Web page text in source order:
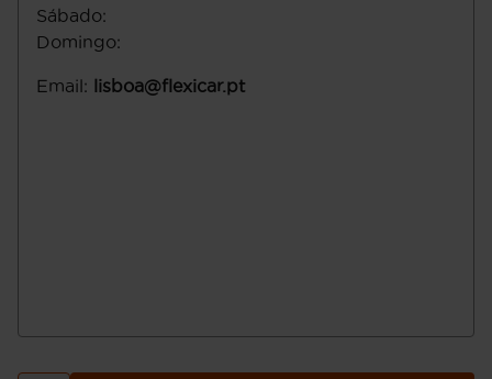
Sábado:
Domingo:
Email: lisboa@flexicar.pt